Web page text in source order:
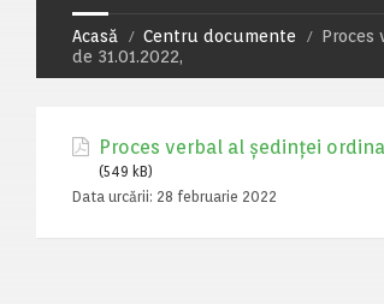
Acasă Centru documente
Proces
de 31.01.2022,
Proces verbal al ședinței
(549 kB)
Data urcării: 28 februarie 2022